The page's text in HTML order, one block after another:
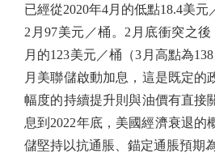
已經從2020年4月的低點18.4美元
2月97美元／桶。2月底衝突之
月的123美元／桶（3月高點為
月美聯儲啟動加息，這是既定的
幅度的持續提升則與油價有直接
息到2022年底，美國經濟衰退的
儲堅持以抗通脹、錨定通脹預期